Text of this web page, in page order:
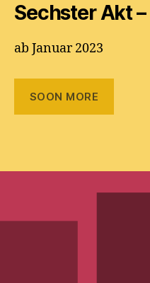
Sechster Akt
ab Januar 2023
SOON MORE